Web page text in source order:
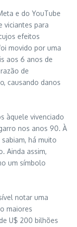
e do YouTube
viciantes para
efeitos
movido por uma
aos 6 anos de
de
causando danos
àquele vivenciado
nos anos 90. À
há muito
Ainda assim,
um símbolo
notar uma
maiores
U$ 200 bilhões